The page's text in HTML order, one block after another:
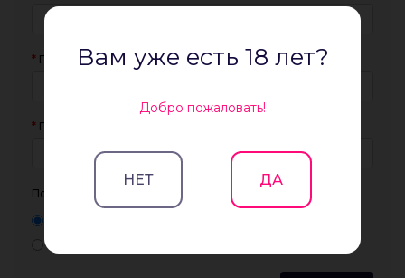
Пароль
Подтвердите пароль
Подписаться на новости
Вам уже есть 18 лет?
Добро пожаловать!
НЕТ ДА